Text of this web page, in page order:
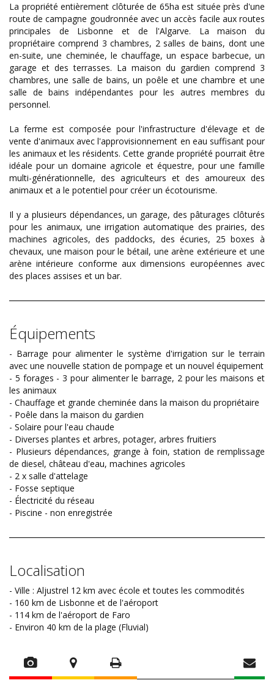
La propriété entièrement clôturée de 65ha est située près d'une
route de campagne goudronnée avec un accès facile aux routes
principales de Lisbonne et de l'Algarve. La maison du
propriétaire comprend 3 chambres, 2 salles de bains, dont une
en-suite, une cheminée, le chauffage, un espace barbecue, un
garage et des terrasses. La maison du gardien comprend 3
chambres, une salle de bains, un poêle et une chambre et une
salle de bains indépendantes pour les autres membres du
personnel.
La ferme est composée pour l'infrastructure d'élevage et de
vente d'animaux avec l'approvisionnement en eau suffisant pour
les animaux et les résidents. Cette grande propriété pourrait être
idéale pour un domaine agricole et équestre, pour une famille
multi-générationnelle, des agriculteurs et des amoureux des
animaux et a le potentiel pour créer un écotourisme.
Il y a plusieurs dépendances, un garage, des pâturages clôturés
pour les animaux, une irrigation automatique des prairies, des
machines agricoles, des paddocks, des écuries, 25 boxes à
chevaux, une maison pour le bétail, une arène extérieure et une
arène intérieure conforme aux dimensions européennes avec
des places assises et un bar.
Équipements
- Barrage pour alimenter le système d'irrigation sur le terrain
avec une nouvelle station de pompage et un nouvel équipement
- 5 forages - 3 pour alimenter le barrage, 2 pour les maisons et
les animaux
- Chauffage et grande cheminée dans la maison du propriétaire
- Poêle dans la maison du gardien
- Solaire pour l'eau chaude
- Diverses plantes et arbres, potager, arbres fruitiers
- Plusieurs dépendances, grange à foin, station de remplissage
de diesel, château d'eau, machines agricoles
- 2 x salle d'attelage
- Fosse septique
- Électricité du réseau
- Piscine - non enregistrée
Localisation
- Ville : Aljustrel 12 km avec école et toutes les commodités
- 160 km de Lisbonne et de l'aéroport
- 114 km de l'aéroport de Faro
- Environ 40 km de la plage (Fluvial)